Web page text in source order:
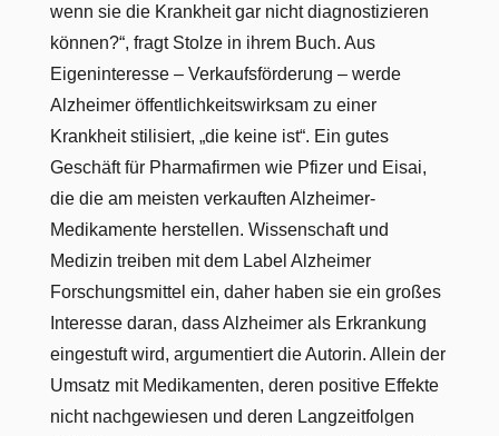
wenn sie die Krankheit gar nicht diagnostizieren
können?“, fragt Stolze in ihrem Buch. Aus
Eigeninteresse – Verkaufsförderung – werde
Alzheimer öffentlichkeitswirksam zu einer
Krankheit stilisiert, „die keine ist“. Ein gutes
Geschäft für Pharmafirmen wie Pfizer und Eisai,
die die am meisten verkauften Alzheimer-
Medikamente herstellen. Wissenschaft und
Medizin treiben mit dem Label Alzheimer
Forschungsmittel ein, daher haben sie ein großes
Interesse daran, dass Alzheimer als Erkrankung
eingestuft wird, argumentiert die Autorin. Allein der
Umsatz mit Medikamenten, deren positive Effekte
nicht nachgewiesen und deren Langzeitfolgen